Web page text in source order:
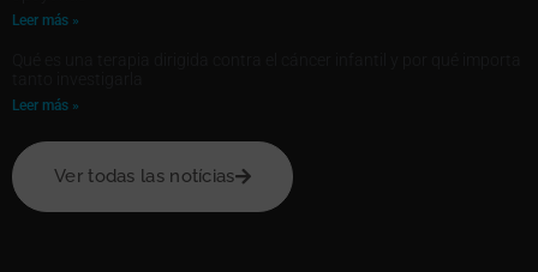
Leer más »
Leer más »
Ver todas las notícias